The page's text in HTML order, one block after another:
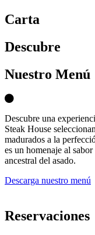
Carta
Descubre
Nuestro Menú
Descubre una
Steak House
madurados a la
es un homenaje al
ancestral del asado.
Descarga nuestro menú
Reservaciones